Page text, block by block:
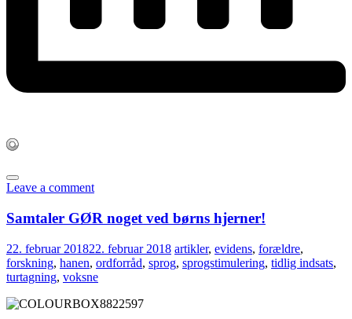
Leave a comment
Samtaler GØR noget ved børns hjerner!
22. februar 201822. februar 2018 artikler, evidens, forældre,
forskning, hanen, ordforråd, sprog, sprogstimulering, tidlig indsats,
turtagning, voksne